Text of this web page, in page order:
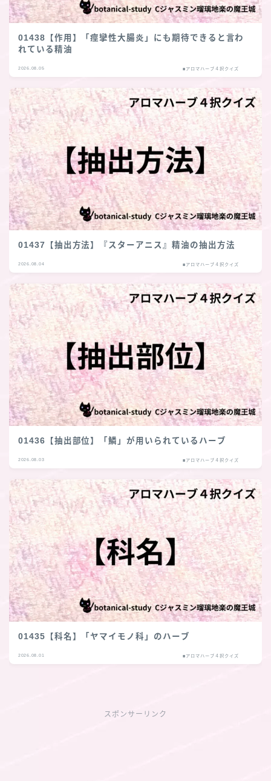
01438【作用】「痙攣性大腸炎」にも期待できると言わ
れている精油
2026.08.05 ■アロマハーブ４択クイズ
01437【抽出方法】『スターアニス』精油の抽出方法
2026.08.04 ■アロマハーブ４択クイズ
01436【抽出部位】「鱗」が用いられているハーブ
2026.08.03 ■アロマハーブ４択クイズ
01435【科名】「ヤマイモノ科」のハーブ
2026.08.01 ■アロマハーブ４択クイズ
スポンサーリンク